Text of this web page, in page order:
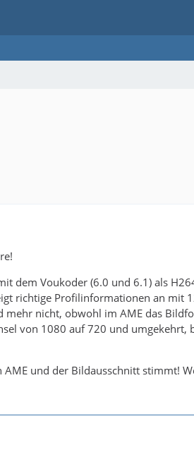
dem Voukoder (6.0 und 6.1) als
richtige Profilinformationen an mit
nicht, obwohl im AME das
von 1080 auf 720 und
und der Bildausschnitt stimmt!